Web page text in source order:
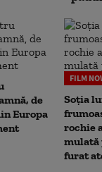
de
Europa
FILM
Soția
rochie
mulată
furat